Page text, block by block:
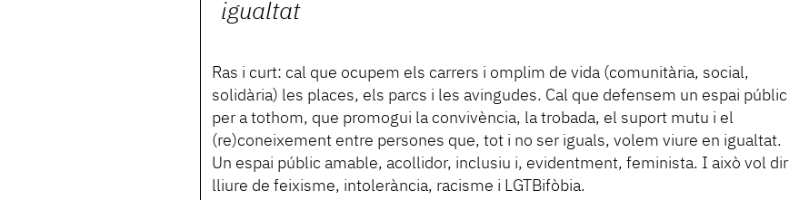
igualtat
Ras i curt: cal que ocupem els carrers i omplim de vida (comunitària, social,
solidària) les places, els parcs i les avingudes. Cal que defensem un espai públic
per a tothom, que promogui la convivència, la trobada, el suport mutu i el
(re)coneixement entre persones que, tot i no ser iguals, volem viure en igualtat.
Un espai públic amable, acollidor, inclusiu i, evidentment, feminista. I això vol dir
lliure de feixisme, intolerància, racisme i LGTBifòbia.